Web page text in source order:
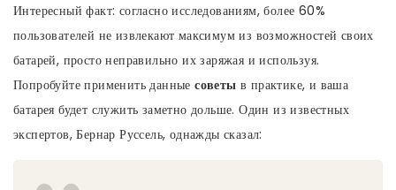
Интересный факт: согласно исследованиям, более 60%
пользователей не извлекают максимум из возможностей своих
батарей, просто неправильно их заряжая и используя.
Попробуйте применить данныесоветы в практике, и ваша
батарея будет служить заметно дольше. Один из известных
экспертов, Бернар Руссель, однажды сказал: